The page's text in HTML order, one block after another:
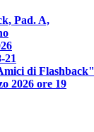
Pad. A,
21
di Flashback"
2026 ore 19